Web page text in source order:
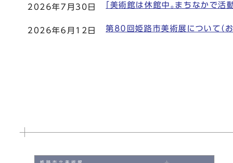
2026年7月30日 「美術館は休館中。まちなかで活
2026年6月12日 第80回姫路市美術展について（お